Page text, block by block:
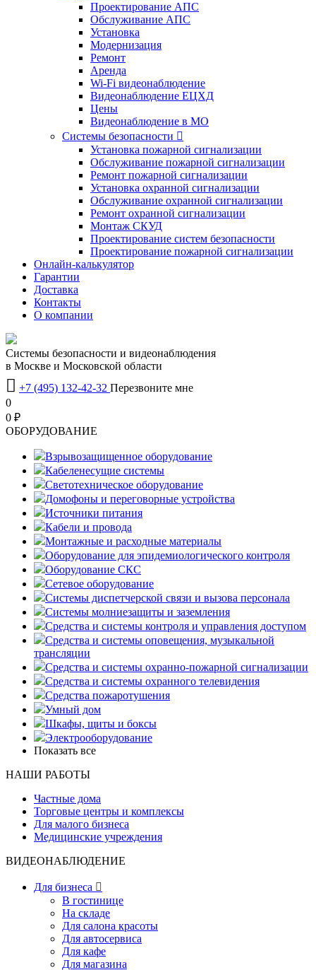
Проектирование АПС
Обслуживание АПС
Установка
Модернизация
Ремонт
Аренда
Wi-Fi видеонаблюдение
Видеонаблюдение ЕЦХД
Цены
Видеонаблюдение в МО
Системы безопасности 
Установка пожарной сигнализации
Обслуживание пожарной сигнализации
Ремонт пожарной сигнализации
Установка охранной сигнализации
Обслуживание охранной сигнализации
Ремонт охранной сигнализации
Монтаж СКУД
Проектирование систем безопасности
Проектирование пожарной сигнализации
Онлайн-калькулятор
Гарантии
Доставка
Контакты
О компании
Системы безопасности и видеонаблюдения
в Москве и Московской области
 +7 (495) 132-42-32 Перезвоните мне
0
0 ₽
OБОРУДОВАНИЕ
Взрывозащищенное оборудование
Кабеленесущие системы
Светотехническое оборудование
Домофоны и переговорные устройства
Источники питания
Кабели и провода
Монтажные и расходные материалы
Оборудование для эпидемиологического контроля
Оборудование СКС
Сетевое оборудование
Системы диспетчерской связи и вызова персонала
Системы молниезащиты и заземления
Средства и системы контроля и управления доступом
Средства и системы оповещения, музыкальной
трансляции
Средства и системы охранно-пожарной сигнализации
Средства и системы охранного телевидения
Средства пожаротушения
Умный дом
Шкафы, щиты и боксы
Электрооборудование
Показать все
НАШИ РАБОТЫ
Частные дома
Торговые центры и комплексы
Для малого бизнеса
Медицинские учреждения
ВИДЕОНАБЛЮДЕНИЕ
Для бизнеса 
В гостинице
На складе
Для салона красоты
Для автосервиса
Для кафе
Для магазина